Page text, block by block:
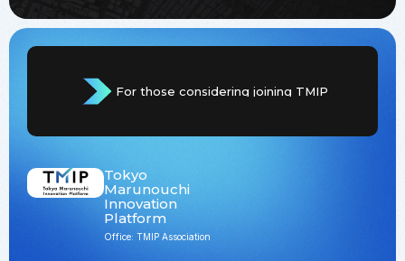
For those considering joining TMIP
Tokyo
Marunouchi
Innovation
Platform
Office: TMIP Association